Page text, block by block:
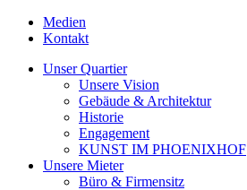
Medien
Kontakt
Unser Quartier
Unsere Vision
Gebäude & Architektur
Historie
Engagement
KUNST IM PHOENIXHOF
Unsere Mieter
Büro & Firmensitz